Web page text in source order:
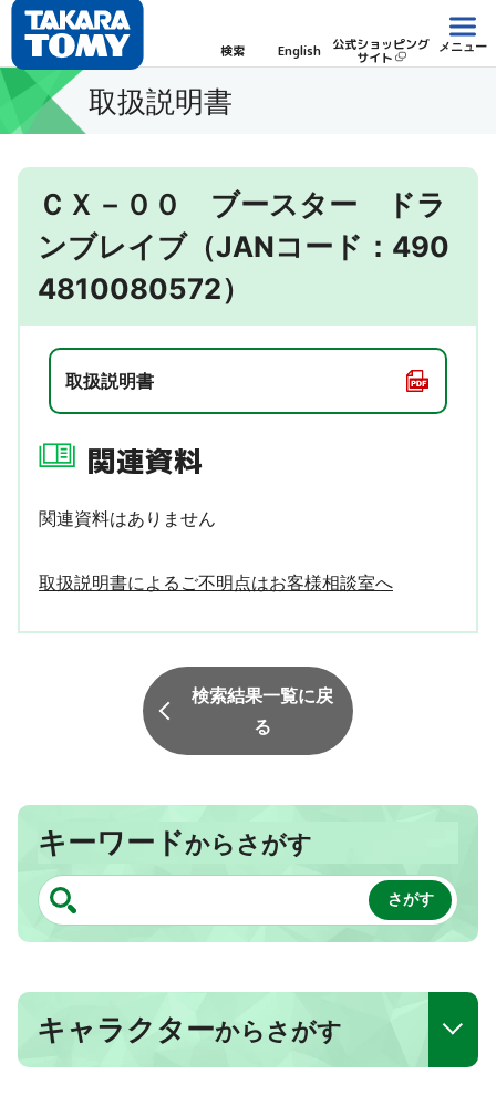
検索 English 公式ショッピング
サイト
メニュー
取扱説明書
ＣＸ－００ ブースター ドラ
ンブレイブ（JANコード：490
4810080572）
取扱説明書
関連資料
関連資料はありません
取扱説明書によるご不明点はお客様相談室へ
検索結果一覧に戻
る
キーワードからさがす
キャラクターからさがす